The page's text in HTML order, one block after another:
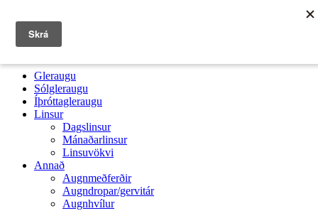
Gleraugu
Sólgleraugu
Íþróttagleraugu
Linsur
Dagslinsur
Mánaðarlinsur
Linsuvökvi
Annað
Augnmeðferðir
Augndropar/gervitár
Augnhvílur